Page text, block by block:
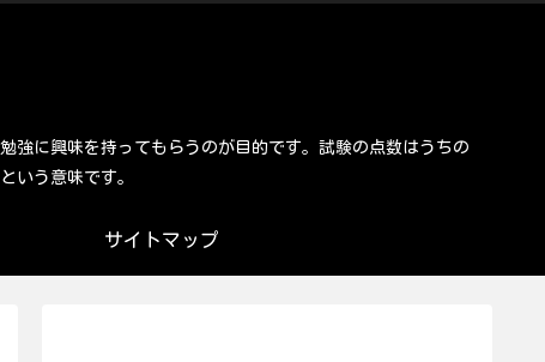
強に興味を持ってもらうのが目的です。試験の点数はうちの
いう意味です。
サイトマップ